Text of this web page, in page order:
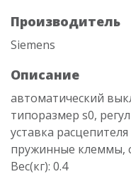
Производитель
Siemens
Описание
автоматический
типоразмер s0,
уставка
пружинные клеммы,
Вес(кг): 0.4